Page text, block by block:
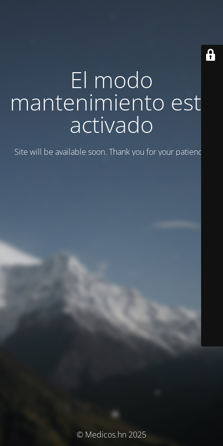
El modo
mantenimiento está
activado
Site will be available soon. Thank you for your patience!
© Medicos.hn 2025